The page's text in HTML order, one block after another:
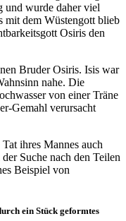
und wurde daher viel
mit dem Wüstengott blieb
Osiris den
Bruder Osiris. Isis war
nahe. Die
von einer Träne
Gemahl verursacht
ihres Mannes auch
Suche nach den Teilen
Beispiel von
ein Stück geformtes